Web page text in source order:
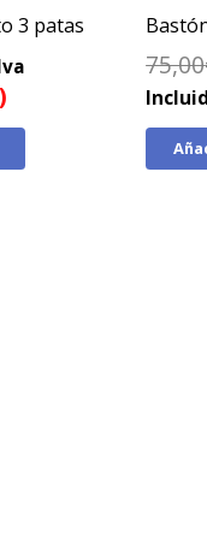
3 patas
75,00